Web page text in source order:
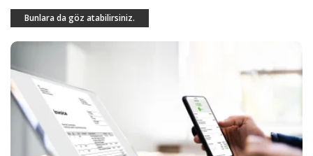
Bunlara da göz atabilirsiniz.